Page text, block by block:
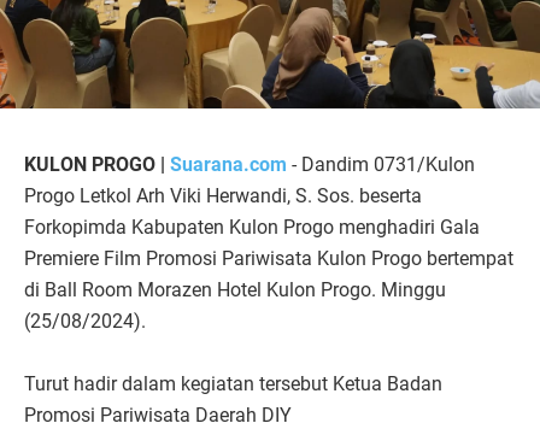
KULON PROGO | Suarana.com - Dandim 0731/Kulon
Progo Letkol Arh Viki Herwandi, S. Sos. beserta
Forkopimda Kabupaten Kulon Progo menghadiri Gala
Premiere Film Promosi Pariwisata Kulon Progo bertempat
di Ball Room Morazen Hotel Kulon Progo. Minggu
(25/08/2024).
Turut hadir dalam kegiatan tersebut Ketua Badan
Promosi Pariwisata Daerah DIY